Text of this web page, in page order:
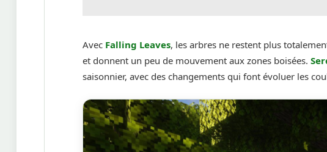
Avec Falling Leaves, les arbres ne restent plus
et donnent un peu de mouvement aux zones boisées.
saisonnier, avec des changements qui font évoluer les